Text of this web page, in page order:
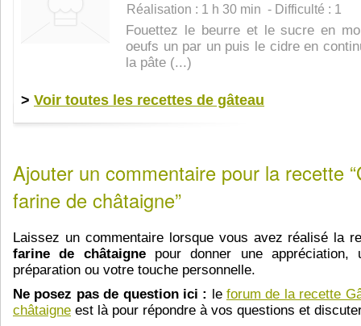
Réalisation : 1 h 30 min - Difficulté : 1
Fouettez le beurre et le sucre en
oeufs un par un puis le cidre en
la pâte (...)
> Voir toutes les recettes de gâteau
Ajouter un commentaire pour la recette
farine de châtaigne”
Laissez un commentaire lorsque vous avez réalisé la
farine de châtaignepour donner une appréciation,
préparation ou votre touche personnelle.
Ne posez pas de question ici :
le forum de la recette
châtaigne est là pour répondre à vos questions et